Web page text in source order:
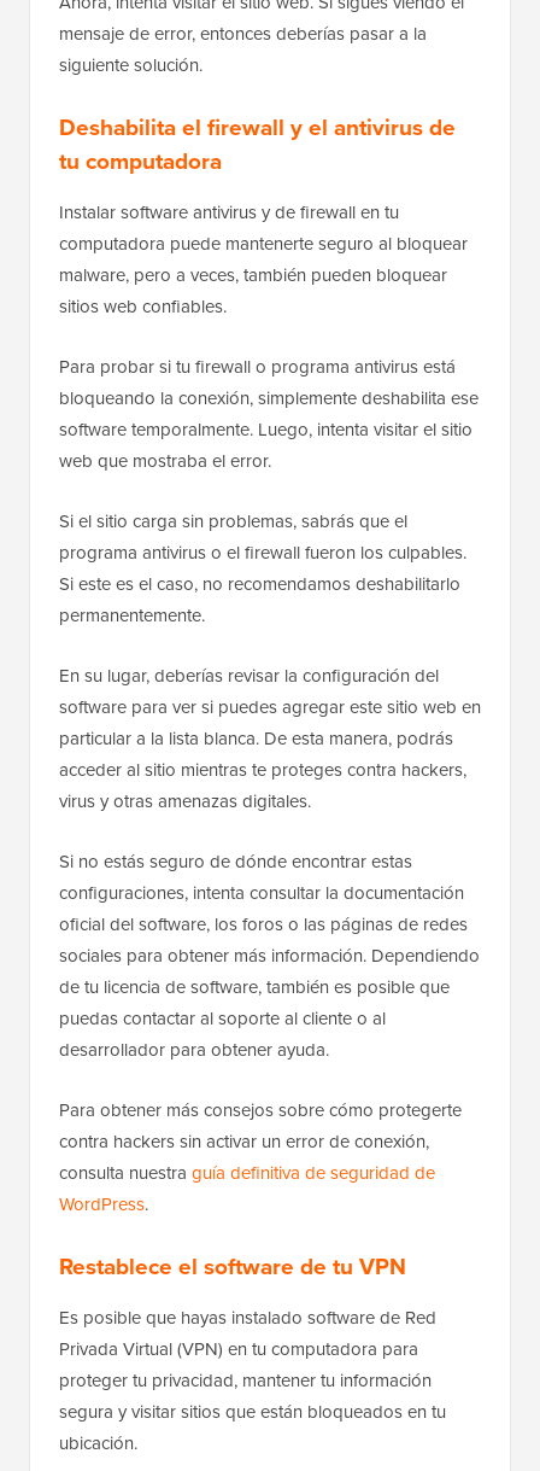
mensaje de error, entonces deberías pasar a la
siguiente solución.
Deshabilita el firewall y el antivirus de
tu computadora
Instalar software antivirus y de firewall en tu
computadora puede mantenerte seguro al bloquear
malware, pero a veces, también pueden bloquear
sitios web confiables.
Para probar si tu firewall o programa antivirus está
bloqueando la conexión, simplemente deshabilita ese
software temporalmente. Luego, intenta visitar el sitio
web que mostraba el error.
Si el sitio carga sin problemas, sabrás que el
programa antivirus o el firewall fueron los culpables.
Si este es el caso, no recomendamos deshabilitarlo
permanentemente.
En su lugar, deberías revisar la configuración del
software para ver si puedes agregar este sitio web en
particular a la lista blanca. De esta manera, podrás
acceder al sitio mientras te proteges contra hackers,
virus y otras amenazas digitales.
Si no estás seguro de dónde encontrar estas
configuraciones, intenta consultar la documentación
oficial del software, los foros o las páginas de redes
sociales para obtener más información. Dependiendo
de tu licencia de software, también es posible que
puedas contactar al soporte al cliente o al
desarrollador para obtener ayuda.
Para obtener más consejos sobre cómo protegerte
contra hackers sin activar un error de conexión,
consulta nuestra guía definitiva de seguridad de
WordPress.
Restablece el software de tu VPN
Es posible que hayas instalado software de Red
Privada Virtual (VPN) en tu computadora para
proteger tu privacidad, mantener tu información
segura y visitar sitios que están bloqueados en tu
ubicación.